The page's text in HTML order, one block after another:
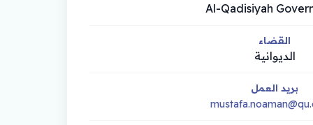
Al-Qadisiyah
القضاء
الديوانية
بريد العمل